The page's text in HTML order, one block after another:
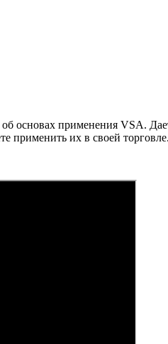
основах применения VSA.
применить их в своей торговле.